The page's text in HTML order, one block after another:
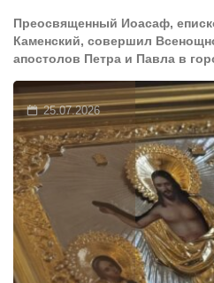
великого
князя
Владимира
в
селе
Мамонтово."
и
Каменский
Иоасаф
совершил
Божественную
Литургию
в храме
в
Преосвященный Иоасаф,
Каменский, совершил
апостолов Петра и Павла в
25.07.2026